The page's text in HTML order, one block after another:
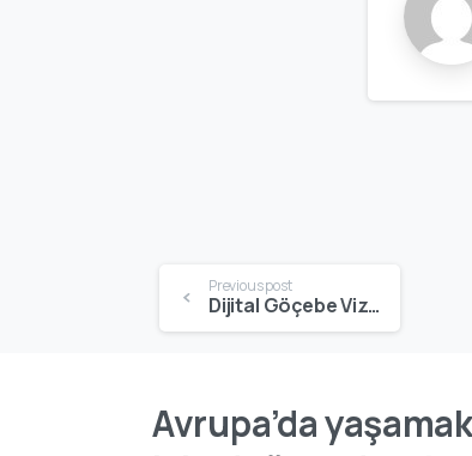
Previous post
Dijital Göçebe Vizesi | Şartlar, Başvuru Süreci & Danışmanlık
Avrupa’da